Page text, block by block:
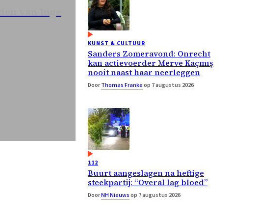
KUNST & CULTUUR
Sanders Zomeravond: Onrecht
kan actievoerder Merve Kaçmış
nooit naast haar neerleggen
DoorThomas Frankeop 7 augustus 2026
112
Buurt aangeslagen na heftige
steekpartij: “Overal lag bloed”
DoorNH Nieuwsop 7 augustus 2026